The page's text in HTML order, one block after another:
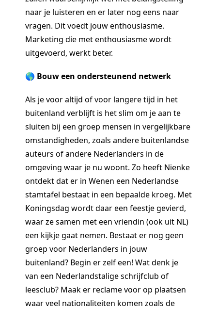
naar je luisteren en er later nog eens naar
vragen. Dit voedt jouw enthousiasme.
Marketing die met enthousiasme wordt
uitgevoerd, werkt beter.
🌎 Bouw een ondersteunend netwerk
Als je voor altijd of voor langere tijd in het
buitenland verblijft is het slim om je aan te
sluiten bij een groep mensen in vergelijkbare
omstandigheden, zoals andere buitenlandse
auteurs of andere Nederlanders in de
omgeving waar je nu woont. Zo heeft Nienke
ontdekt dat er in Wenen een Nederlandse
stamtafel bestaat in een bepaalde kroeg. Met
Koningsdag wordt daar een feestje gevierd,
waar ze samen met een vriendin (ook uit NL)
een kijkje gaat nemen. Bestaat er nog geen
groep voor Nederlanders in jouw
buitenland? Begin er zelf een! Wat denk je
van een Nederlandstalige schrijfclub of
leesclub? Maak er reclame voor op plaatsen
waar veel nationaliteiten komen zoals de